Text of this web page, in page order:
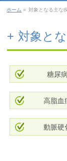
ホーム » 対象となる主な
対象と
糖尿病
高脂血
動脈硬